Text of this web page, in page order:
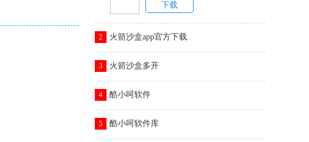
下载
2 火箭沙盒app官方下载
3 火箭沙盒多开
4 酷小呵软件
5 酷小呵软件库